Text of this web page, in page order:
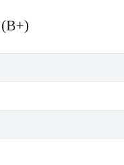
(B+)